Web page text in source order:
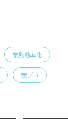
業務効率化
競プロ